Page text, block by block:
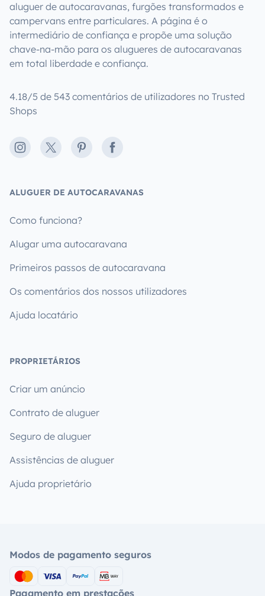
aluguer de autocaravanas, furgões transformados e
campervans entre particulares. A página é o
intermediário de confiança e propõe uma solução
chave-na-mão para os alugueres de autocaravanas
em total liberdade e confiança.
4.18/5 de 543 comentários de utilizadores no Trusted
Shops
Instagram
X PinterestFacebook
ALUGUER DE AUTOCARAVANAS
Como funciona?
Alugar uma autocaravana
Primeiros passos de autocaravana
Os comentários dos nossos utilizadores
Ajuda locatário
PROPRIETÁRIOS
Criar um anúncio
Contrato de aluguer
Seguro de aluguer
Assistências de aluguer
Ajuda proprietário
Modos de pagamento seguros
Pagamento em prestações